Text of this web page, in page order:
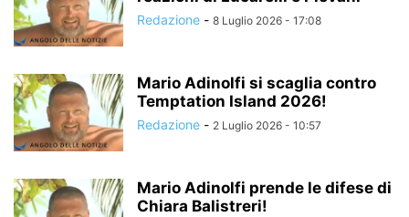
Redazione - 8 Luglio 2026 - 17:08
Mario Adinolfi si scaglia contro
Temptation Island 2026!
Redazione - 2 Luglio 2026 - 10:57
Mario Adinolfi prende le difese di
Chiara Balistreri!